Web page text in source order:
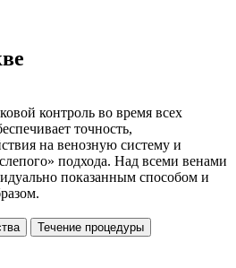
контроль во время всех
точность,
на венозную систему и
подхода. Над всеми венами
показанным способом и
Течение процедуры